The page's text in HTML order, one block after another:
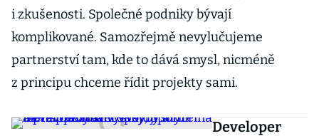
i zkušenosti. Společné podniky bývají
komplikované. Samozřejmě nevylučujeme
partnerství tam, kde to dává smysl, nicméně
z principu chceme řídit projekty sami.
Developer